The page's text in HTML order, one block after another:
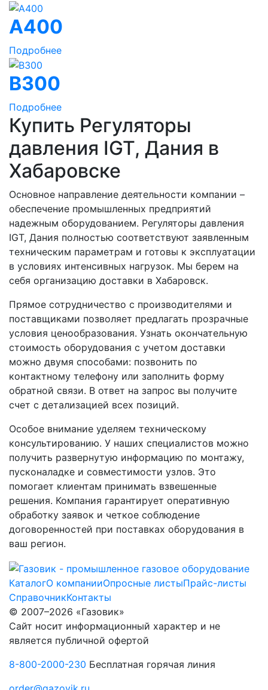
A400
Подробнее
B300
Подробнее
Купить Регуляторы
давления IGT, Дания в
Хабаровске
Основное направление деятельности компании –
обеспечение промышленных предприятий
надежным оборудованием. Регуляторы давления
IGT, Дания полностью соответствуют заявленным
техническим параметрам и готовы к эксплуатации
в условиях интенсивных нагрузок. Мы берем на
себя организацию доставки в Хабаровск.
Прямое сотрудничество с производителями и
поставщиками позволяет предлагать прозрачные
условия ценообразования. Узнать окончательную
стоимость оборудования с учетом доставки
можно двумя способами: позвонить по
контактному телефону или заполнить форму
обратной связи. В ответ на запрос вы получите
счет с детализацией всех позиций.
Особое внимание уделяем техническому
консультированию. У наших специалистов можно
получить развернутую информацию по монтажу,
пусконаладке и совместимости узлов. Это
помогает клиентам принимать взвешенные
решения. Компания гарантирует оперативную
обработку заявок и четкое соблюдение
договоренностей при поставках оборудования в
ваш регион.
КаталогО компанииОпросные листыПрайс-листы
СправочникКонтакты
© 2007–2026 «Газовик»
Сайт носит информационный характер и не
является публичной офертой
8-800-2000-230 Бесплатная горячая линия